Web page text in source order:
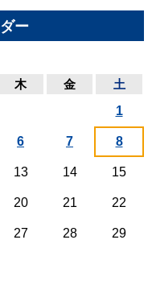
ー
木 金 土
1
6 7 8
13 14 15
20 21 22
27 28 29